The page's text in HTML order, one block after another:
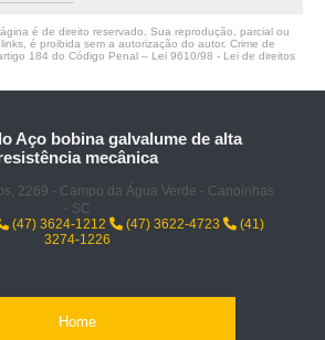
é de direito reservado. Sua reprodução, parcial ou
é proibida sem a autorização do autor. Crime de
184 do Código Penal – Lei 9610/98 - Lei de direitos
Aço bobina galvalume de alta
mecânica
2269 - Campo da Água Verde - Canoinhas
- SC
(47) 3624-1212 (47) 3622-4723
(41)
3274-1226
Home